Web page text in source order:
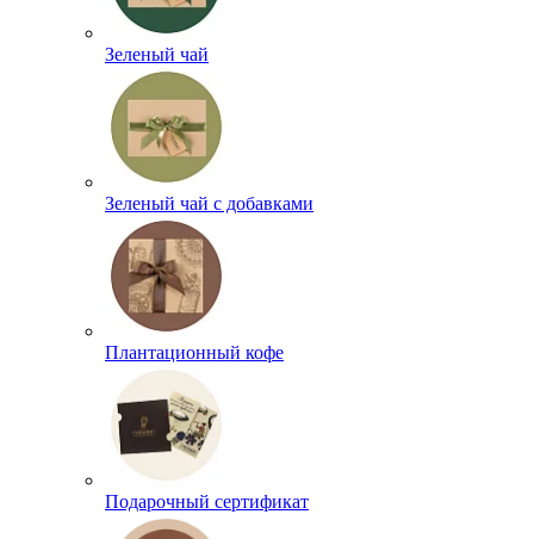
Зеленый чай
Зеленый чай с добавками
Плантационный кофе
Подарочный сертификат